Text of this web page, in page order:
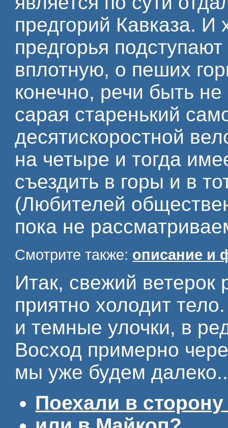
предгорий Кавказа. И
предгорья подступают
вплотную, о пеших
конечно, речи быть
сарая старенький
десятискоростной
на четыре и тогда
съездить в горы и в
(Любителей
пока не
Смотрите также: описание и
Итак, свежий ветерок
приятно холодит
и темные улочки, в
Восход примерно
мы уже будем
Поехали в